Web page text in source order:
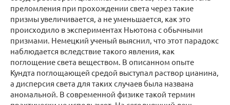
преломления при прохождении света через такие
призмы увеличивается, а не уменьшается, как это
происходило в экспериментах Ньютона с обычными
призмами. Немецкий ученый выяснил, что этот парадокс
наблюдается вследствие такого явления, как
поглощение света веществом. В описанном опыте
Кундта поглощающей средой выступал раствор цианина,
а дисперсия света для таких случаев была названа
аномальной. В современной физике такой термин